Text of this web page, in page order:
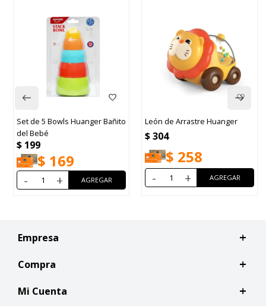
León de Arrastre Huanger
$304
$ 258
Autito Bombero Huanger con
Música y Luces
$274
Empresa
Compra
Mi Cuenta